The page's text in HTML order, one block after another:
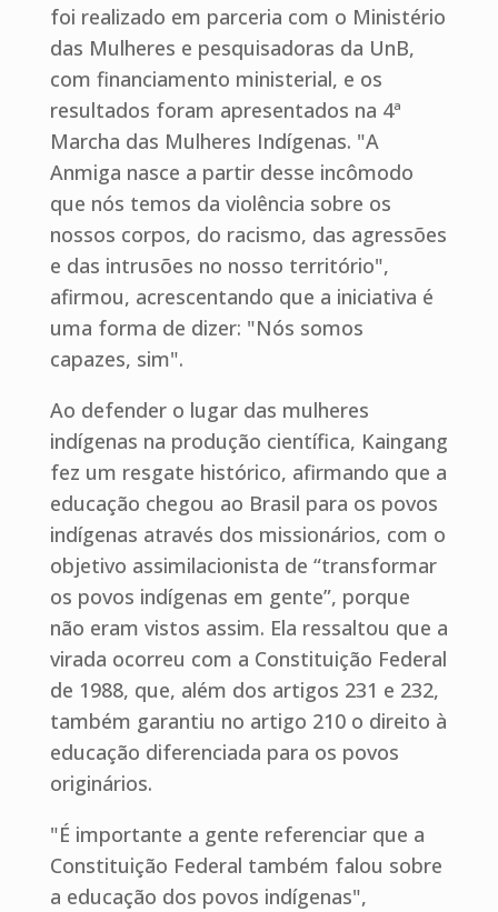
foi realizado em parceria com o Ministério
das Mulheres e pesquisadoras da UnB,
com financiamento ministerial, e os
resultados foram apresentados na 4ª
Marcha das Mulheres Indígenas. "A
Anmiga nasce a partir desse incômodo
que nós temos da violência sobre os
nossos corpos, do racismo, das agressões
e das intrusões no nosso território",
afirmou, acrescentando que a iniciativa é
uma forma de dizer: "Nós somos
capazes, sim".
Ao defender o lugar das mulheres
indígenas na produção científica, Kaingang
fez um resgate histórico, afirmando que a
educação chegou ao Brasil para os povos
indígenas através dos missionários, com o
objetivo assimilacionista de “transformar
os povos indígenas em gente”, porque
não eram vistos assim. Ela ressaltou que a
virada ocorreu com a Constituição Federal
de 1988, que, além dos artigos 231 e 232,
também garantiu no artigo 210 o direito à
educação diferenciada para os povos
originários.
"É importante a gente referenciar que a
Constituição Federal também falou sobre
a educação dos povos indígenas",